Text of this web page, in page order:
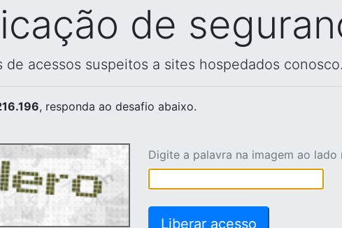
de
acessos suspeitos a sites hospedados conosco.
, responda ao desafio abaixo.
Digite a palavra na imagem ao